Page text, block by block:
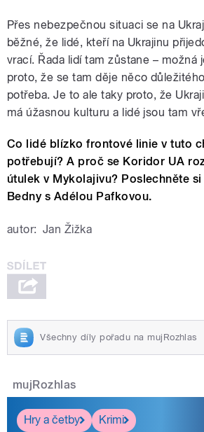
Přes nebezpečnou situaci se na
běžné, že lidé, kteří na Ukrajinu
vrací. Řada lidí tam zůstane – možná
proto, že se tam děje něco
potřeba. Je to ale taky proto, že
má úžasnou kulturu a lidé jsou tam
Co lidé blízko frontové linie v tuto
potřebují? A proč se Koridor UA
útulek v Mykolajivu? Poslechněte
Bedny s Adélou Pafkovou.
autor: Jan Žižka
Všechny díly pořadu na mujRozhlas
mujRozhlas
Hry a četby Krimi